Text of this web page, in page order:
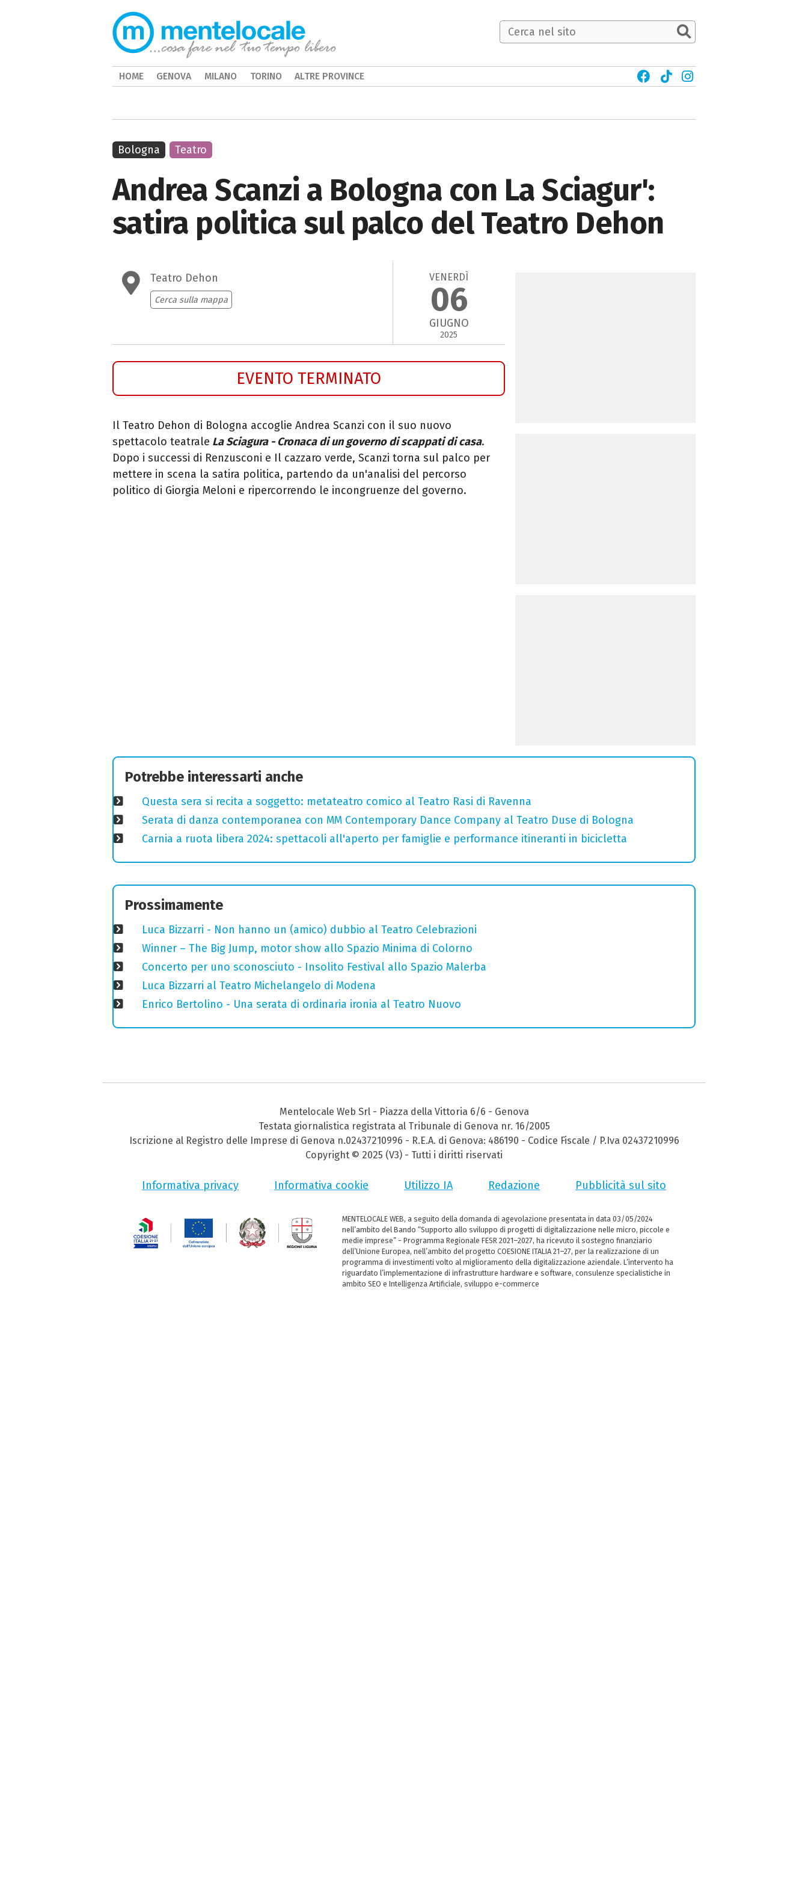
Andrea Scanzi a Bologna con La Sciagur':
satira politica sul palco del Teatro Dehon
Teatro Dehon
Cerca sulla mappa
VENERDÌ
06
GIUGNO
2025
EVENTO TERMINATO
Il Teatro Dehon di Bologna accoglie Andrea Scanzi con il suo nuovo
spettacolo teatrale La Sciagura - Cronaca di un governo di scappati di casa.
Dopo i successi di Renzusconi e Il cazzaro verde, Scanzi torna sul palco per
mettere in scena la satira politica, partendo da un'analisi del percorso
politico di Giorgia Meloni e ripercorrendo le incongruenze del governo.
Bologna Teatro
Potrebbe interessarti anche
Questa sera si recita a soggetto: metateatro comico al Teatro Rasi di Ravenna
Serata di danza contemporanea con MM Contemporary Dance Company al Teatro Duse di Bologna
Carnia a ruota libera 2024: spettacoli all'aperto per famiglie e performance itineranti in bicicletta
Prossimamente
Luca Bizzarri - Non hanno un (amico) dubbio al Teatro Celebrazioni
Winner – The Big Jump, motor show allo Spazio Minima di Colorno
Concerto per uno sconosciuto - Insolito Festival allo Spazio Malerba
Luca Bizzarri al Teatro Michelangelo di Modena
Enrico Bertolino - Una serata di ordinaria ironia al Teatro Nuovo
HOME GENOVA MILANO TORINO ALTRE PROVINCE
Mentelocale Web Srl - Piazza della Vittoria 6/6 - Genova
Testata giornalistica registrata al Tribunale di Genova nr. 16/2005
Iscrizione al Registro delle Imprese di Genova n.02437210996 - R.E.A. di Genova: 486190 - Codice Fiscale / P.Iva 02437210996
Copyright © 2025 (V3) - Tutti i diritti riservati
Informativa privacy Informativa cookie Utilizzo IA Redazione Pubblicità sul sito
MENTELOCALE WEB, a seguito della domanda di agevolazione presentata in data 03/05/2024
nell’ambito del Bando “Supporto allo sviluppo di progetti di digitalizzazione nelle micro, piccole e
medie imprese” - Programma Regionale FESR 2021–2027, ha ricevuto il sostegno finanziario
dell’Unione Europea, nell’ambito del progetto COESIONE ITALIA 21–27, per la realizzazione di un
programma di investimenti volto al miglioramento della digitalizzazione aziendale. L’intervento ha
riguardato l’implementazione di infrastrutture hardware e software, consulenze specialistiche in
ambito SEO e Intelligenza Artificiale, sviluppo e-commerce